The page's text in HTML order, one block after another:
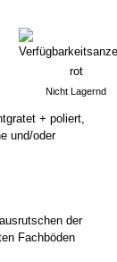
Nicht Lagernd
+ poliert,
und/oder
der
Fachböden